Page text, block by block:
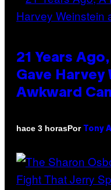
21 Years
Gave Harvey
Awkward
hace 3 horasPor Tony